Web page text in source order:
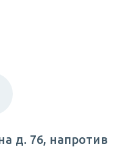
д. 76, напротив